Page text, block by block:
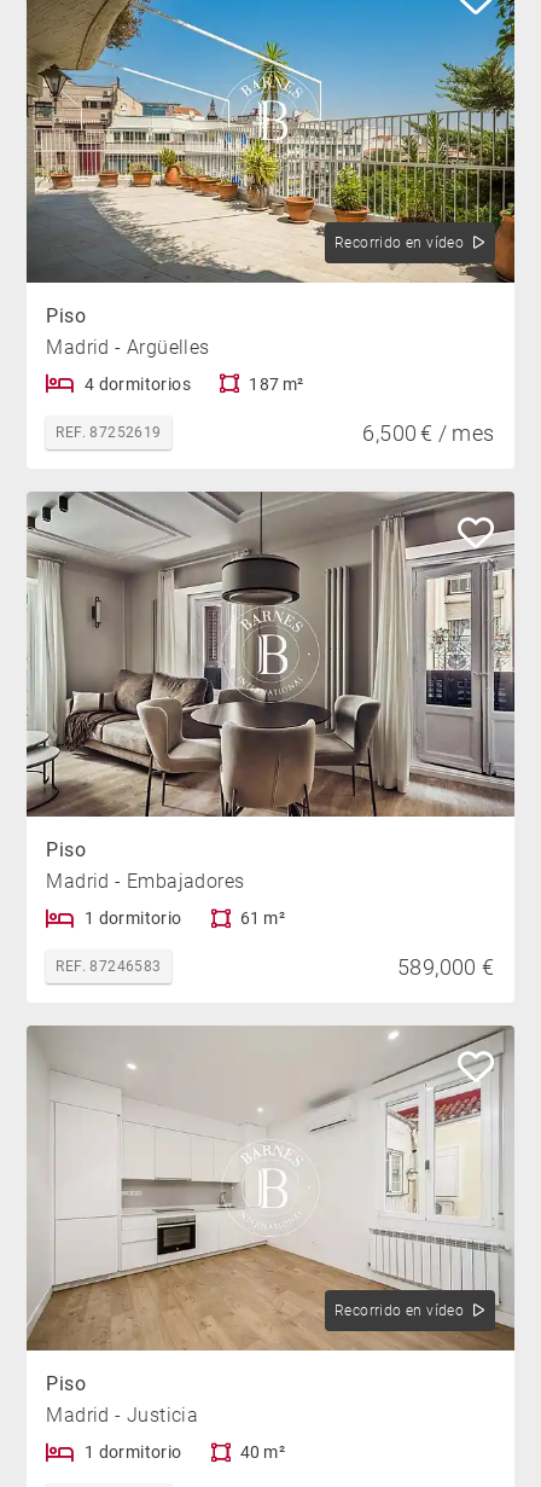
Recorrido en vídeo
Piso
Madrid - Argüelles
4 dormitorios 187 m²
REF. 87252619 6,500 € / mes
Piso
Madrid - Embajadores
1 dormitorio 61 m²
REF. 87246583 589,000 €
Recorrido en vídeo
Piso
Madrid - Justicia
1 dormitorio 40 m²